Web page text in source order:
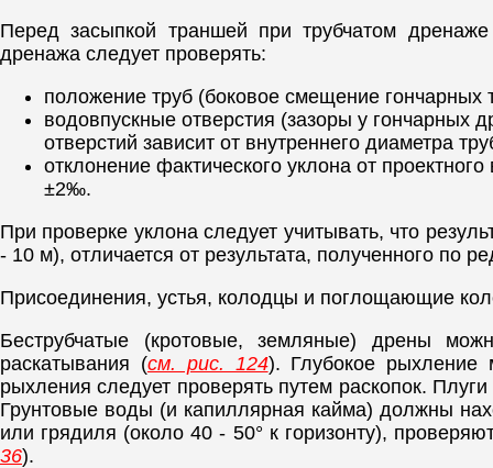
Перед засыпкой траншей при трубчатом
дренажа следует проверять:
положение труб (боковое смещение
водовпускные отверстия (зазоры у
отверстий зависит от внутреннего диаметра
отклонение фактического уклона от
±2‰.
При проверке уклона следует учитывать, что
- 10 м), отличается от результата, полученного по
Присоединения, устья, колодцы и поглощающие
Беструбчатые (кротовые, земляные) дрены
раскатывания (см. рис. 124). Глубокое рыхление
рыхления следует проверять путем раскопок.
Грунтовые воды (и капиллярная кайма) должны
или грядиля (около 40 - 50° к горизонту),
36).